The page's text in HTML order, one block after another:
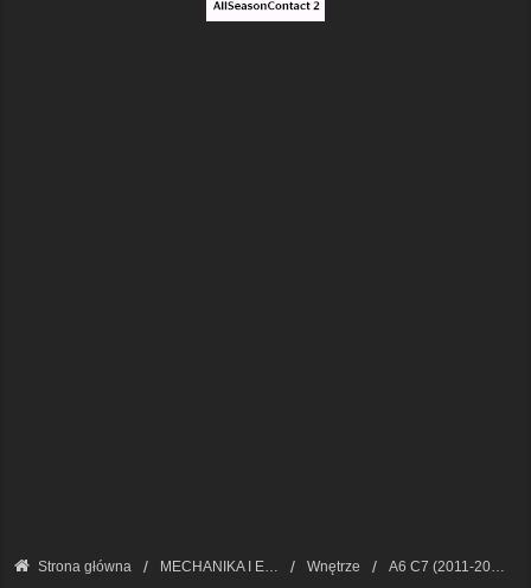
Strona główna MECHANIKA I ELEKTRONIKA — FORUM TECHNICZNE Wnętrze A6 C7 (2011-2018)